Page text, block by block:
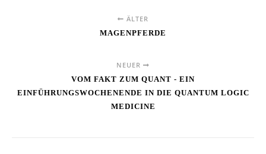
ÄLTER
MAGENPFERDE
NEUER
VOM FAKT ZUM QUANT - EIN
EINFÜHRUNGSWOCHENENDE IN DIE QUANTUM LOGIC
MEDICINE